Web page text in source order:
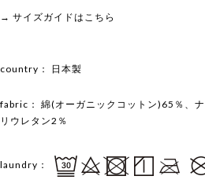
→ サイズガイドはこちら
country： 日本製
fabric： 綿(オーガニックコットン)65％、
リウレタン2％
laundry：